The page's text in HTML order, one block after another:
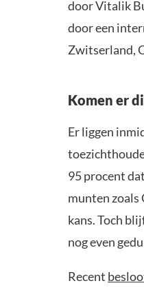
door Vitalik
door een
Zwitserland,
Komen er
Er liggen
95 procent
munten zoals
kans. Toch
nog even
Recent